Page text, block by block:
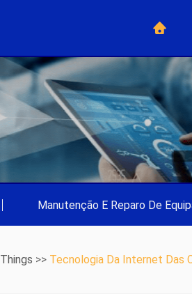
Manutenção E Reparo De
>> Tecnologia Da Internet Das